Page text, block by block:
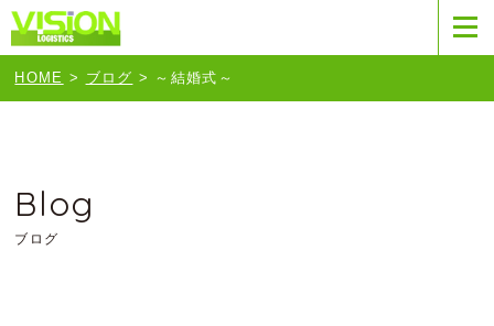
HOME > ブログ > ～結婚式～
Blog
ブログ